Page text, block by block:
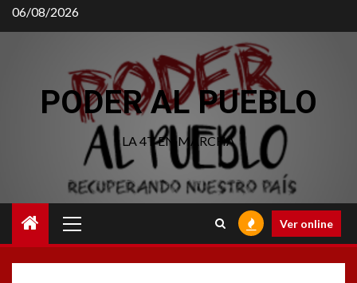
Saltar
al
06/08/2026
PODER AL PUEBLO
LA 4T EN MARCHA
principal
Ver online